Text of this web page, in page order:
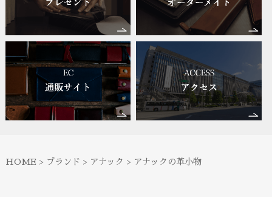
HOME > ブランド > アナック > アナックの革小物